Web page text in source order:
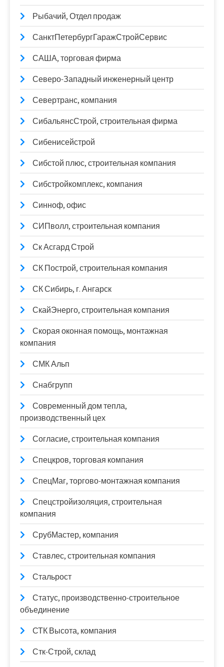
Рыбачий, Отдел продаж
СанктПетербургГаражСтройСервис
САША, торговая фирма
Северо-Западный инженерный центр
Севертранс, компания
СибальянсСтрой, строительная фирма
Сибенисейстрой
Сибстой плюс, строительная компания
Сибстройкомплекс, компания
Синноф, офис
СИПволл, строительная компания
Ск Асгард Строй
СК Построй, строительная компания
СК Сибирь, г. Ангарск
СкайЭнерго, строительная компания
Скорая оконная помощь, монтажная
компания
СМК Альп
Снабгрупп
Современный дом тепла,
производственный цех
Согласие, строительная компания
Спецкров, торговая компания
СпецМаг, торгово-монтажная компания
Спецстройизоляция, строительная
компания
СрубМастер, компания
Ставлес, строительная компания
Стальрост
Статус, производственно-строительное
объединение
СТК Высота, компания
Стк-Строй, склад